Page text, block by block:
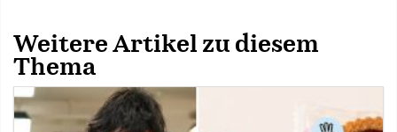
Weitere Artikel zu diesem
Thema